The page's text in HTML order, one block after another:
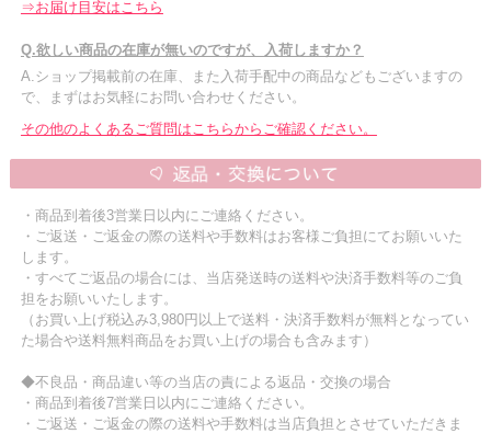
⇒お届け目安はこちら
Q.欲しい商品の在庫が無いのですが、入荷しますか？
A.ショップ掲載前の在庫、また入荷手配中の商品などもございますの
で、まずはお気軽にお問い合わせください。
その他のよくあるご質問はこちらからご確認ください。
・商品到着後3営業日以内にご連絡ください。
・ご返送・ご返金の際の送料や手数料はお客様ご負担にてお願いいた
します。
・すべてご返品の場合には、当店発送時の送料や決済手数料等のご負
担をお願いいたします。
（お買い上げ税込み3,980円以上で送料・決済手数料が無料となってい
た場合や送料無料商品をお買い上げの場合も含みます）
◆不良品・商品違い等の当店の責による返品・交換の場合
・商品到着後7営業日以内にご連絡ください。
・ご返送・ご返金の際の送料や手数料は当店負担とさせていただきま